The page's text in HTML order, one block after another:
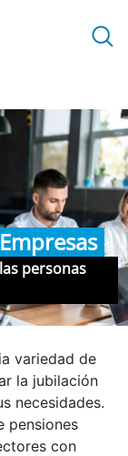
personas
variedad de
la jubilación
necesidades.
pensiones
con